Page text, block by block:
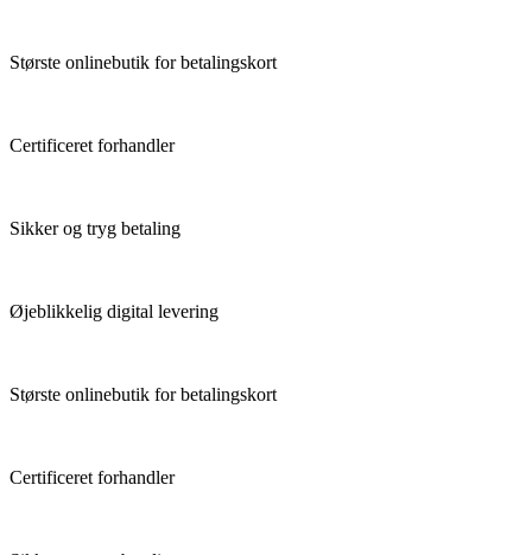
Største onlinebutik for betalingskort
Certificeret forhandler
Sikker og tryg betaling
Øjeblikkelig digital levering
Største onlinebutik for betalingskort
Certificeret forhandler